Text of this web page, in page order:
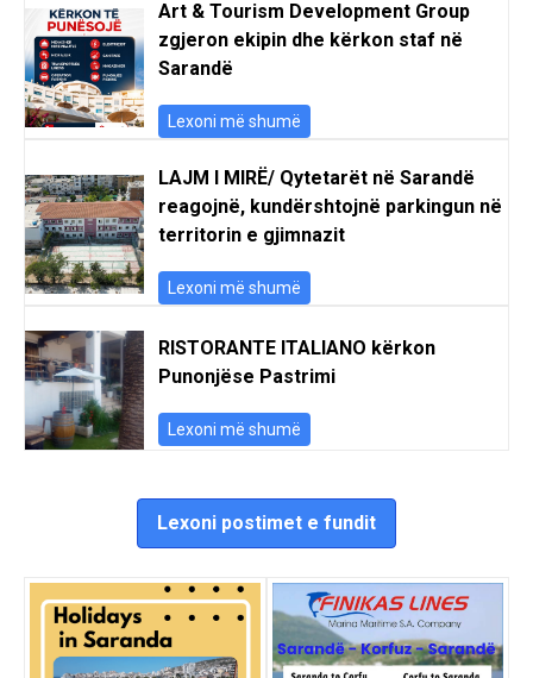
Art & Tourism Development Group
zgjeron ekipin dhe kërkon staf në
Sarandë
Lexoni më shumë
LAJM I MIRË/ Qytetarët në Sarandë
reagojnë, kundërshtojnë parkingun në
territorin e gjimnazit
Lexoni më shumë
RISTORANTE ITALIANO kërkon
Punonjëse Pastrimi
Lexoni më shumë
Lexoni postimet e fundit